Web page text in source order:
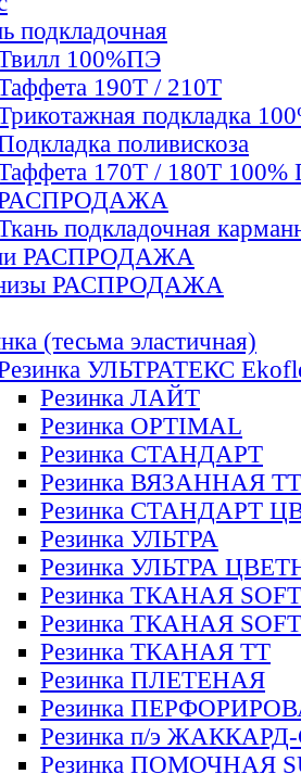
подкладочная
100%ПЭ
190Т / 210Т
подкладка
поливискоза
170Т / 180Т 100%
подкладочная
РАСПРОДАЖА
РАСПРОДАЖА
(тесьма эластичная)
УЛЬТРАТЕКС
Резинка ЛАЙТ
Резинка OPTIMAL
Резинка СТАНДАРТ
Резинка ВЯЗАННАЯ ТТ
Резинка СТАНДАРТ
Резинка УЛЬТРА
Резинка УЛЬТРА
Резинка ТКАНАЯ SOFT
Резинка ТКАНАЯ
Резинка ТКАНАЯ ТТ
Резинка ПЛЕТЕНАЯ
Резинка
Резинка п/э
Резинка ПОМОЧНАЯ